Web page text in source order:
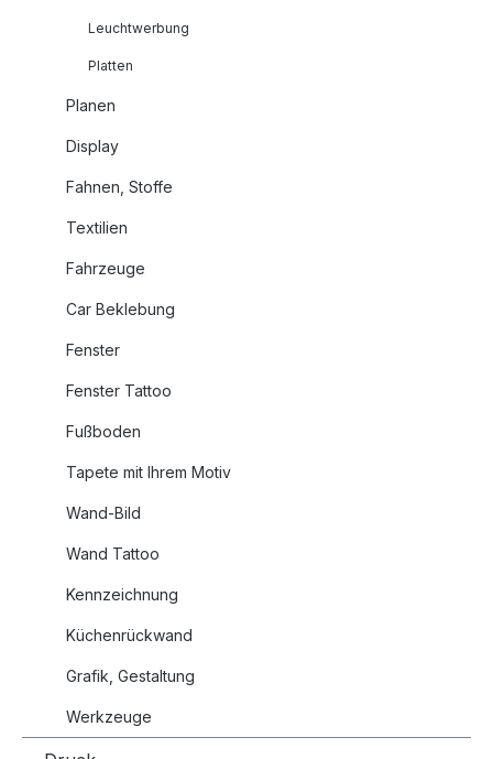
Leuchtwerbung
Platten
Planen
Display
Fahnen, Stoffe
Textilien
Fahrzeuge
Car Beklebung
Fenster
Fenster Tattoo
Fußboden
Tapete mit Ihrem Motiv
Wand-Bild
Wand Tattoo
Kennzeichnung
Küchenrückwand
Grafik, Gestaltung
Werkzeuge